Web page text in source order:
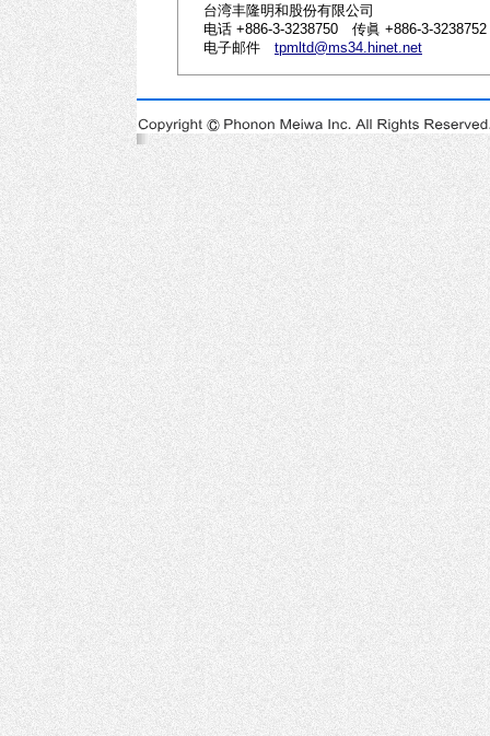
台湾丰隆明和股份有限公司
电话 +886-3-3238750 传眞 +886-3-3238752
电子邮件 tpmltd@ms34.hinet.net